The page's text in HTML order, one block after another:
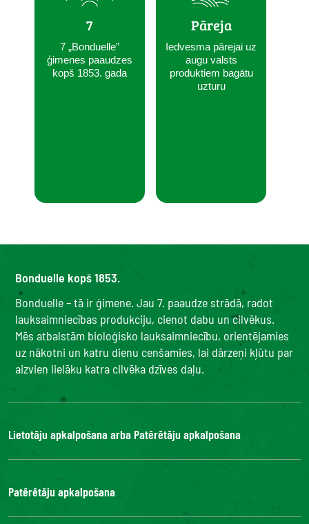
7
7 „Bonduelle”
ģimenes paaudzes
kopš 1853. gada
Pāreja
Iedvesma pārejai uz
augu valsts
produktiem bagātu
uzturu
Bonduelle kopš 1853.
Bonduelle – tā ir ģimene. Jau 7. paaudze strādā, radot
lauksaimniecības produkciju, cienot dabu un cilvēkus.
Mēs atbalstām bioloģisko lauksaimniecību, orientējamies
uz nākotni un katru dienu cenšamies, lai dārzeņi kļūtu par
aizvien lielāku katra cilvēka dzīves daļu.
Lietotāju apkalpošana arba Patērētāju apkalpošana
Bonduelle Food Service
Patērētāju apkalpošana
Kontakti